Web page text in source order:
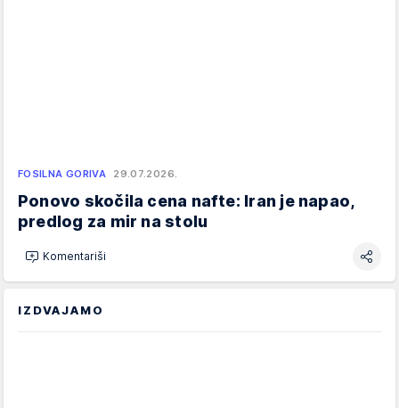
FOSILNA GORIVA 29.07.2026.
Ponovo skočila cena nafte: Iran je napao,
predlog za mir na stolu
Komentariši
IZDVAJAMO